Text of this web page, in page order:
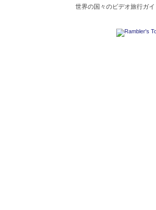
世界の国々のビデオ旅行ガ